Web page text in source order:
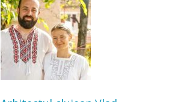
cultivă legume în grădina
bunicilor